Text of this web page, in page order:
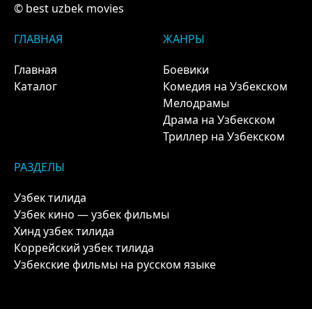
© best uzbek movies
ГЛАВНАЯ
Главная
Каталог
ЖАНРЫ
Боевики
Комедия на Узбекском
Мелодрамы
Драма на Узбекском
Триллер на Узбекском
РАЗДЕЛЫ
Узбек тилида
Узбек кино — узбек фильмы
Хинд узбек тилида
Коррейский узбек тилида
Узбекские фильмы на русском языке